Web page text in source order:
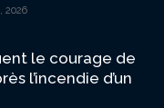
2026
le courage de
l’incendie d’un